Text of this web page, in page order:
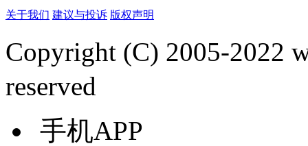
关于我们 建议与投诉 版权声明
Copyright (C) 2005-2022
reserved
手机APP